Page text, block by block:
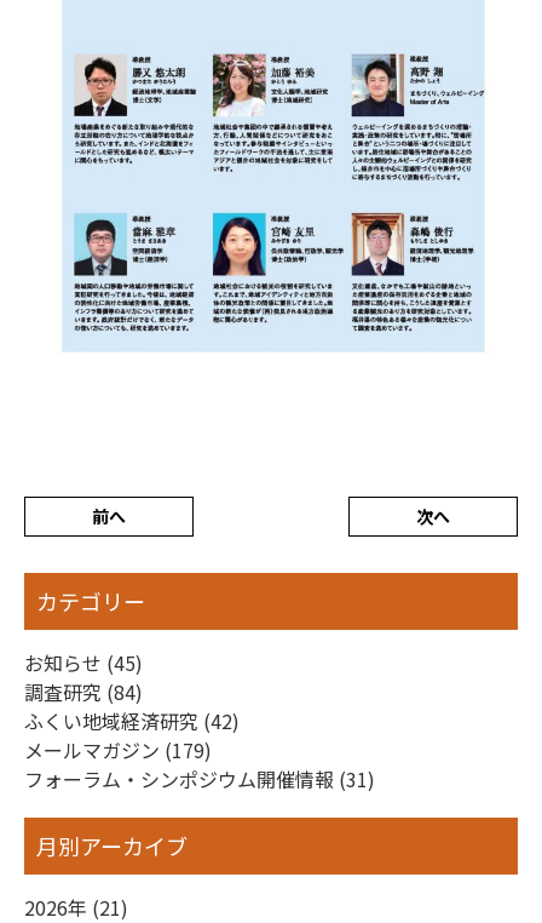
前へ 次へ
カテゴリー
お知らせ (45)
調査研究 (84)
ふくい地域経済研究 (42)
メールマガジン (179)
フォーラム・シンポジウム開催情報 (31)
月別アーカイブ
2026年 (21)